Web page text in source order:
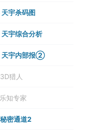
宇杀码图
宇综合分析
宇内部报②
猎人
知专家
密通道2